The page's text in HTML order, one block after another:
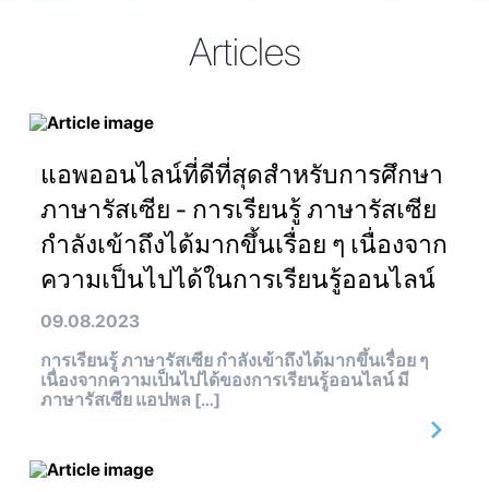
Articles
แอพออนไลน์ที่ดีที่สุดสำหรับการศึกษา
ภาษารัสเซีย - การเรียนรู้ ภาษารัสเซีย
กำลังเข้าถึงได้มากขึ้นเรื่อย ๆ เนื่องจาก
ความเป็นไปได้ในการเรียนรู้ออนไลน์
09.08.2023
การเรียนรู้ ภาษารัสเซีย กำลังเข้าถึงได้มากขึ้นเรื่อย ๆ
เนื่องจากความเป็นไปได้ของการเรียนรู้ออนไลน์ มี
ภาษารัสเซีย แอปพล […]